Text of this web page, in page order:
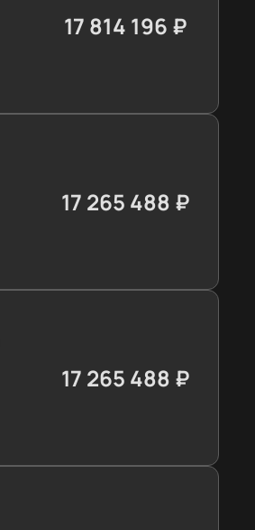
17 814 196 ₽
≈ 177 208€
17 265 488 ₽
≈ 171 750€
17 265 488 ₽
≈ 171 750€